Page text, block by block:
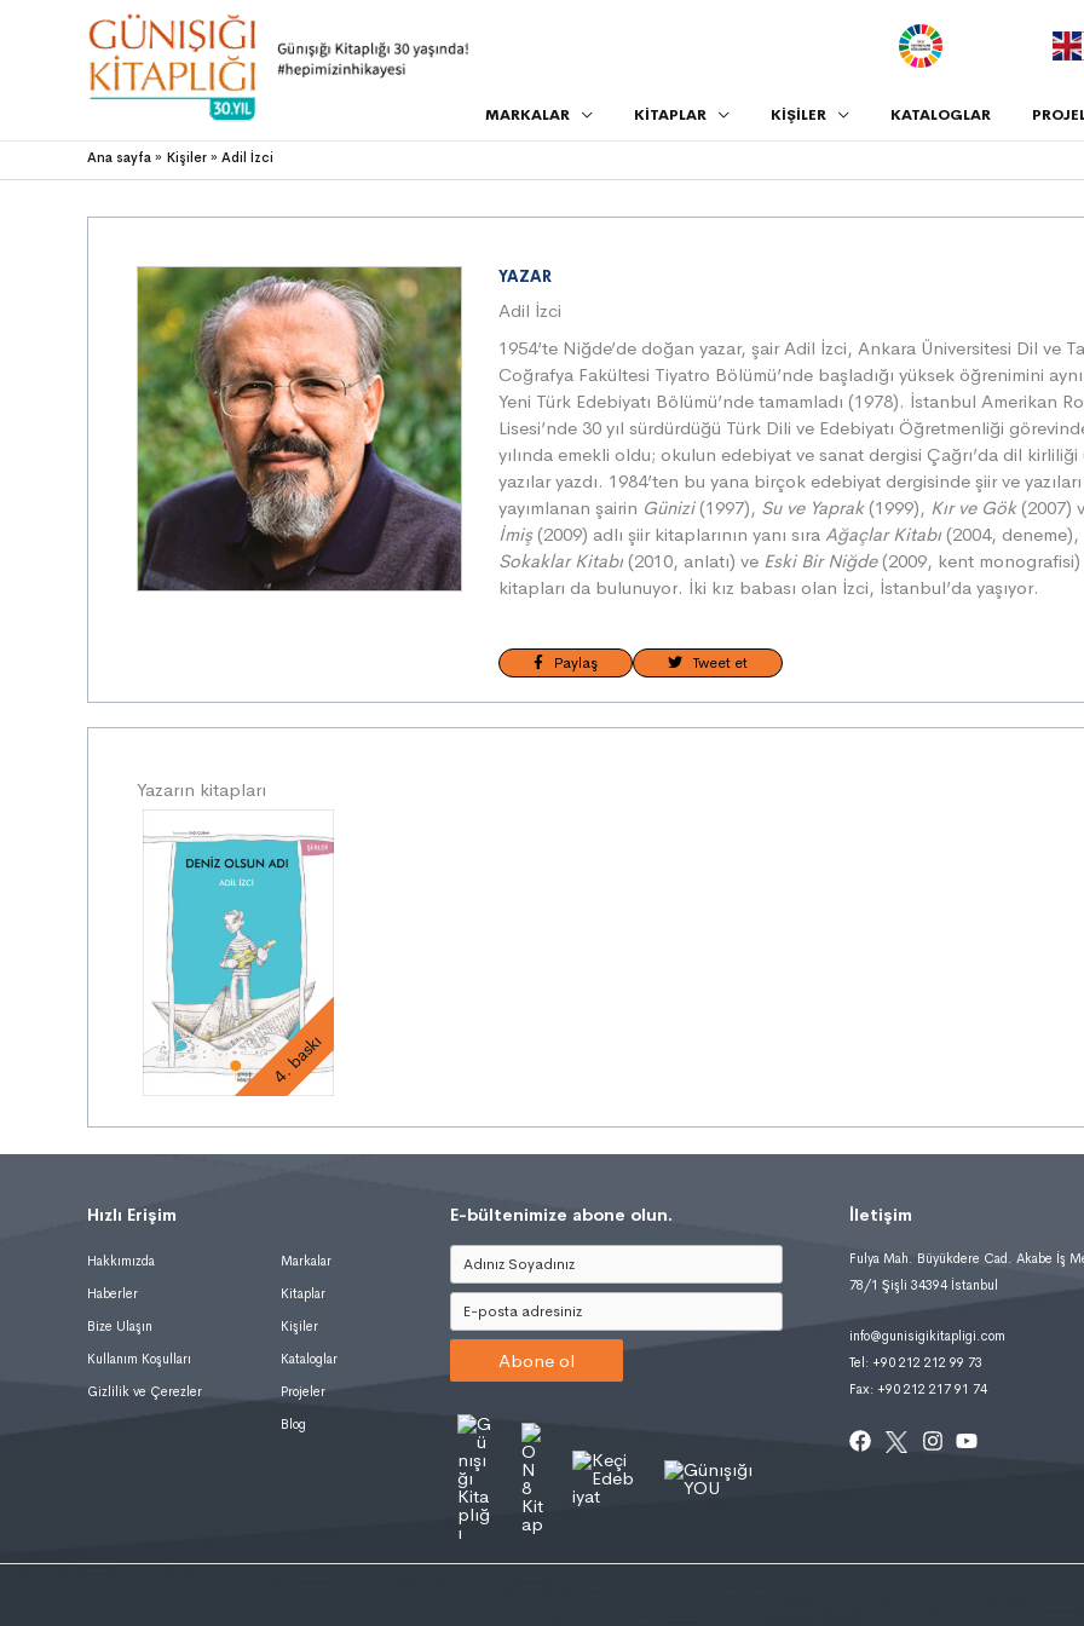
.
MARKALAR KİTAPLAR KİŞİLER KATALOGLAR
Ana sayfa Kişiler Adil İzci
YAZAR
Adil İzci
1954’te Niğde’de doğan yazar, şair Adil İzci, Ankara Üniversitesi Dil ve
Coğrafya Fakültesi Tiyatro Bölümü’nde başladığı yüksek öğrenimini
Yeni Türk Edebiyatı Bölümü’nde tamamladı (1978). İstanbul Amerikan
Lisesi’nde 30 yıl sürdürdüğü Türk Dili ve Edebiyatı Öğretmenliği
yılında emekli oldu; okulun edebiyat ve sanat dergisi Çağrı’da dil kirliliği
yazılar yazdı. 1984’ten bu yana birçok edebiyat dergisinde şiir ve yazıları
yayımlanan şairin Günizi(1997), Su ve Yaprak(1999), Kır ve Gök(2007)
İmiş(2009) adlı şiir kitaplarının yanı sıra Ağaçlar Kitabı (2004, deneme),
Sokaklar Kitabı (2010, anlatı) ve Eski Bir Niğde(2009, kent
kitapları da bulunuyor. İki kız babası olan İzci, İstanbul’da yaşıyor.
Paylaş Tweet et
Yazarın kitapları
4. baskı
Hızlı Erişim
Hakkımızda
Haberler
Bize Ulaşın
Kullanım Koşulları
Gizlilik ve Çerezler
Markalar
Kitaplar
Kişiler
Kataloglar
Projeler
Blog
E-bültenimize abone olun.
Abone ol
İletişim
Fulya Mah. Büyükdere Cad. Akabe İş
78/1 Şişli 34394 İstanbul
info@gunisigikitapligi.com
Tel: +90 212 212 99 73
Fax: +90 212 217 91 74